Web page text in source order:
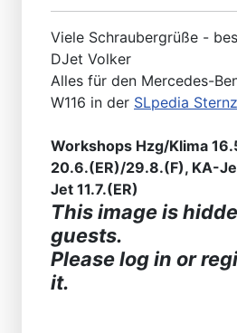
Viele Schraubergrüße -
DJet Volker
Alles für den Mercedes-
W116 in der SLpedia
Workshops Hzg/Klima
20.6.(ER)/29.8.(F), KA-
Jet 11.7.(ER)
This image is
guests.
Please log in or
it.